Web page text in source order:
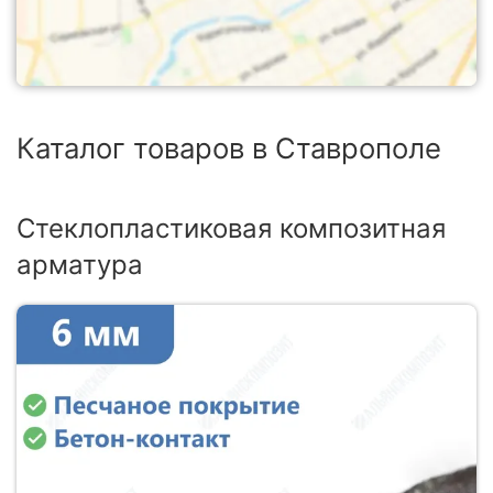
Каталог товаров в Ставрополе
Стеклопластиковая композитная
арматура